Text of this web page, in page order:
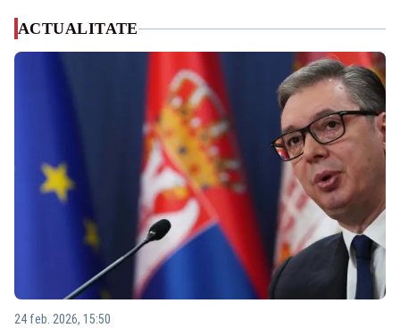
ACTUALITATE
24 feb. 2026, 15:50